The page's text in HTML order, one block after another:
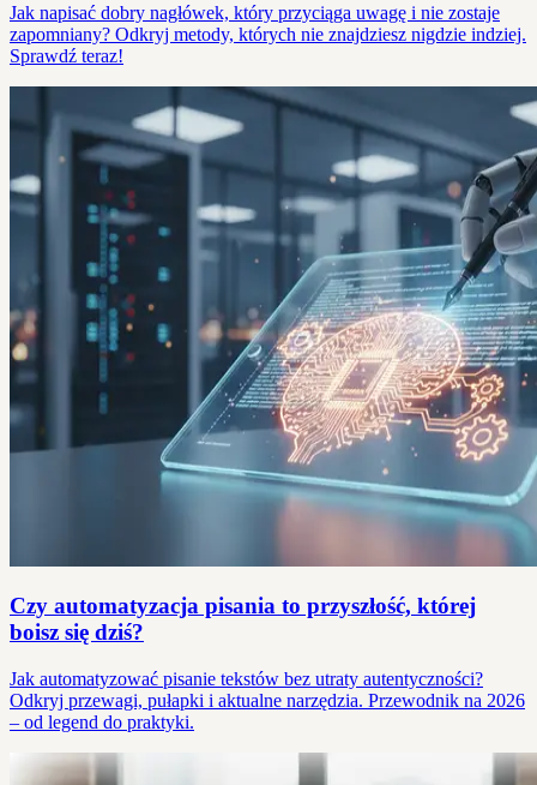
Jak napisać dobry nagłówek, który przyciąga uwagę i nie zostaje
zapomniany? Odkryj metody, których nie znajdziesz nigdzie indziej.
Sprawdź teraz!
Czy automatyzacja pisania to przyszłość, której
boisz się dziś?
Jak automatyzować pisanie tekstów bez utraty autentyczności?
Odkryj przewagi, pułapki i aktualne narzędzia. Przewodnik na 2026
– od legend do praktyki.